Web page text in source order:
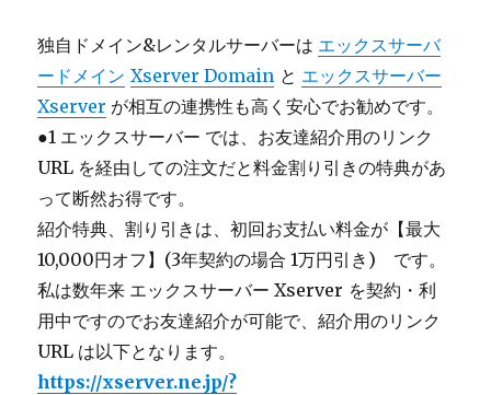
独自ドメイン&レンタルサーバーは エックスサーバ
ードメイン Xserver Domain と エックスサーバー
Xserver が相互の連携性も高く安心でお勧めです。
●1 エックスサーバー では、お友達紹介用のリンク
URL を経由しての注文だと料金割り引きの特典があ
って断然お得です。
紹介特典、割り引きは、初回お支払い料金が【最大
10,000円オフ】(3年契約の場合 1万円引き) です。
私は数年来 エックスサーバー Xserver を契約・利
用中ですのでお友達紹介が可能で、紹介用のリンク
URL は以下となります。
https://xserver.ne.jp/?